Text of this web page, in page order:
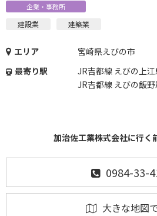
企業・事務所
建設業 建築業
エリア
宮崎県えびの市
最寄り駅
JR吉都線 えびの上
JR吉都線 えびの飯
加治佐工業株式会社に行く
0984-33-
大きな地図